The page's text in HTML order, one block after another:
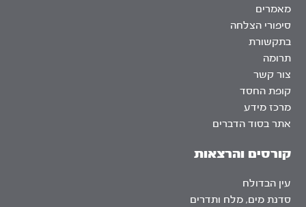
מאמרים
סיפורי הצלחה
בתקשורת
תרומה
צור קשר
קופת החסד
מרכז מידע
אתר בסוד הדברים
קורסים והרצאות
עין הבדולח
סדנת מים, מלח ותדרים